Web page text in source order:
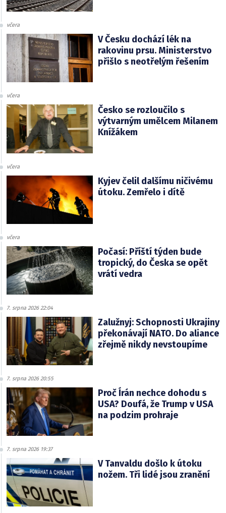
včera
V Česku dochází lék na
rakovinu prsu. Ministerstvo
přišlo s neotřelým řešením
včera
Česko se rozloučilo s
výtvarným umělcem Milanem
Knížákem
včera
Kyjev čelil dalšímu ničivému
útoku. Zemřelo i dítě
včera
Počasí: Příští týden bude
tropický, do Česka se opět
vrátí vedra
7. srpna 2026 22:04
Zalužnyj: Schopnosti Ukrajiny
překonávají NATO. Do aliance
zřejmě nikdy nevstoupíme
7. srpna 2026 20:55
Proč Írán nechce dohodu s
USA? Doufá, že Trump v USA
na podzim prohraje
7. srpna 2026 19:37
V Tanvaldu došlo k útoku
nožem. Tři lidé jsou zranění